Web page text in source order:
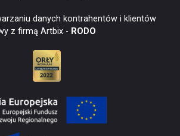
danych kontrahentów i klientów
z firmą Artbix - RODO